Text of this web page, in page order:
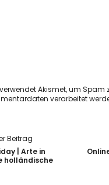
Akismet, um Spam
verarbeitet
Beitrag
| Arte in
holländische